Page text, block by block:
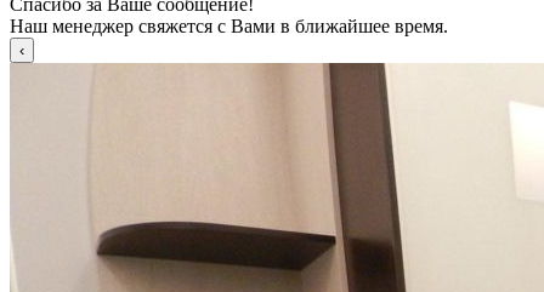
Спасибо за Ваше сообщение!
Наш менеджер свяжется с Вами в ближайшее время.